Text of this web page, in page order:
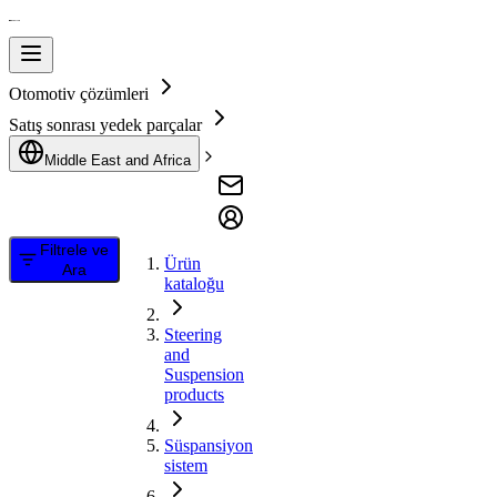
Otomotiv çözümleri
Satış sonrası yedek parçalar
Middle East and Africa
Filtrele ve
Ara
Ürün
kataloğu
Steering
and
Suspension
products
Süspansiyon
sistem